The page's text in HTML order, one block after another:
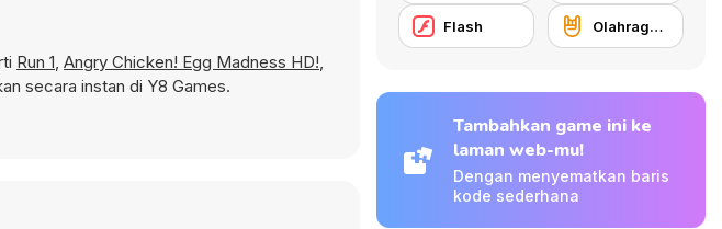
Run 1, Angry Chicken! Egg Madness HD!,
secara instan di Y8 Games.
Flash Olahraga ekstrim
Tambahkan game ini ke
laman web-mu!
Dengan menyematkan baris
kode sederhana